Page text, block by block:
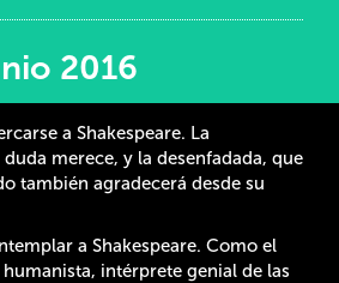
2016
a Shakespeare. La
merece, y la desenfadada, que
también agradecerá desde su
a Shakespeare. Como el
intérprete genial de las